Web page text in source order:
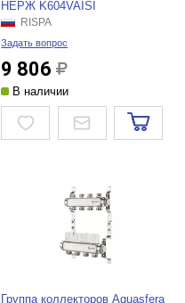
НЕРЖ K604VAISI
RISPA
Задать вопрос
9 806
В наличии
Группа коллекторов Aquasfera